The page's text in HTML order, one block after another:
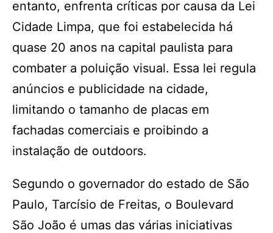
entanto, enfrenta críticas por causa da Lei
Cidade Limpa, que foi estabelecida há
quase 20 anos na capital paulista para
combater a poluição visual. Essa lei regula
anúncios e publicidade na cidade,
limitando o tamanho de placas em
fachadas comerciais e proibindo a
instalação de outdoors.
Segundo o governador do estado de São
Paulo, Tarcísio de Freitas, o Boulevard
São João é umas das várias iniciativas